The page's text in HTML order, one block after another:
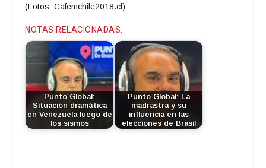
(Fotos: Cafemchile2018.cl)
NOTAS RELACIONADAS:
Punto Global:
Situación dramática
en Venezuela luego de
los sismos
Punto Global: La
madrastra y su
influencia en las
elecciones de Brasil